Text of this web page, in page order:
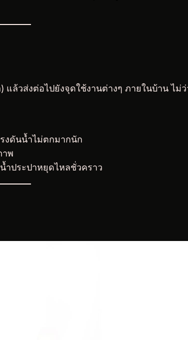
วส่งต่อไปยังจุดใช้งานต่างๆ ภายในบ้าน ไม่
งดันน้ำไม่ตกมากนัก
าพ
ำประปาหยุดไหลชั่วคราว